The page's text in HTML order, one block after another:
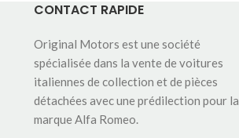
CONTACT RAPIDE
Original Motors est une société
spécialisée dans la vente de voitures
italiennes de collection et de pièces
détachées avec une prédilection pour la
marque Alfa Romeo.